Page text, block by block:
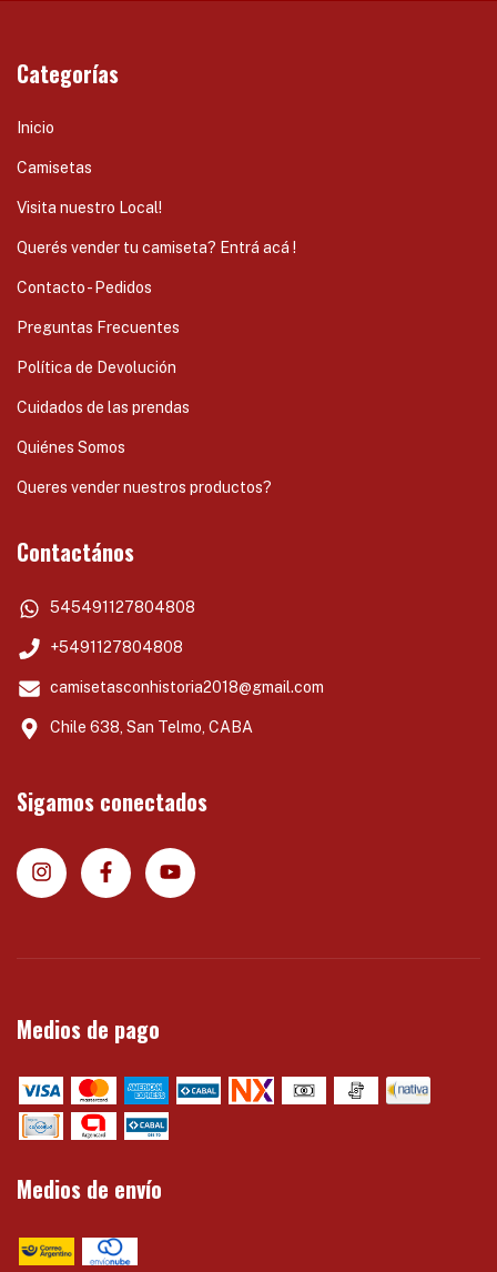
Categorías
Inicio
Camisetas
Visita nuestro Local!
Querés vender tu camiseta? Entrá acá !
Contacto - Pedidos
Preguntas Frecuentes
Política de Devolución
Cuidados de las prendas
Quiénes Somos
Queres vender nuestros productos?
Contactános
545491127804808
+5491127804808
camisetasconhistoria2018@gmail.com
Chile 638, San Telmo, CABA
Sigamos conectados
Medios de pago
Medios de envío